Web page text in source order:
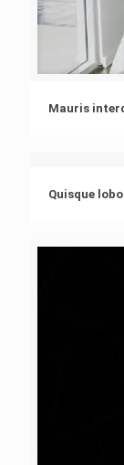
Mauris
Quisque